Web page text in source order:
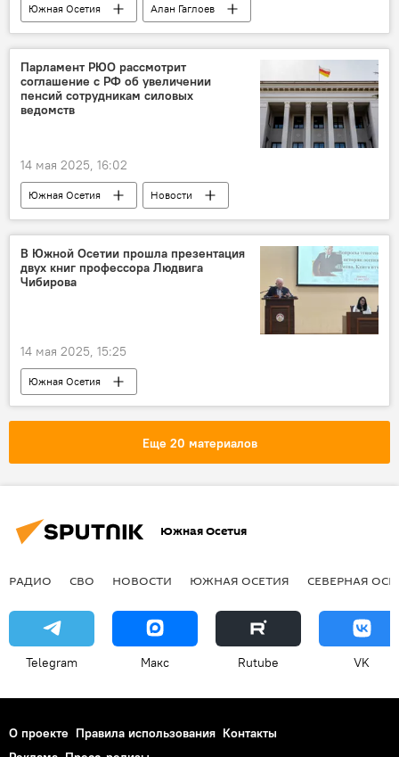
Южная Осетия
Алан Гаглоев
Абхазия
Новости
Парламент РЮО рассмотрит
соглашение с РФ об увеличении
пенсий сотрудникам силовых
ведомств
14 мая 2025, 16:02
Южная Осетия
Новости
Парламент Южной Осетии
Зита Бесаева
В Южной Осетии прошла презентация
двух книг профессора Людвига
Чибирова
14 мая 2025, 15:25
Южная Осетия
Еще 20 материалов
Южная Осетия
РАДИО СВО НОВОСТИ ЮЖНАЯ ОСЕТИЯ СЕВЕРНАЯ
Telegram Макс Rutube VK
О проекте Правила использования Контакты